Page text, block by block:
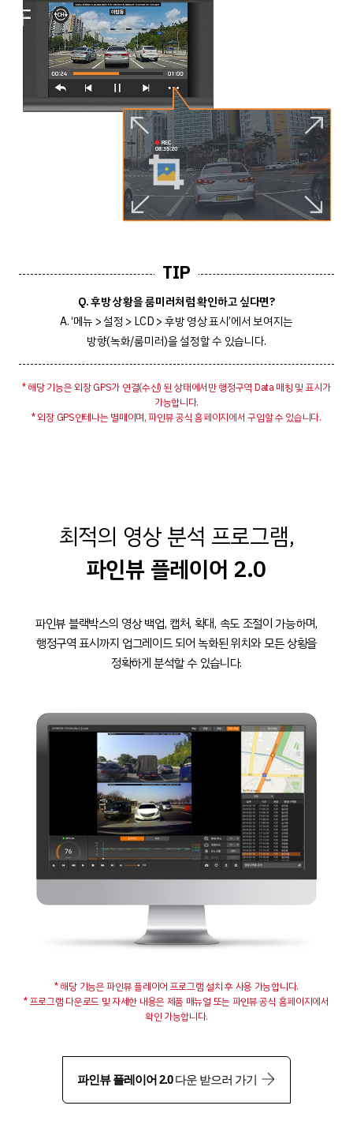
TIP
Q. 후방 상황을 룸미러처럼 확인하고 싶다면?
A. ‘메뉴 > 설정 > LCD > 후방 영상 표시’에서 보여지는
방향(녹화/룸미러)을 설정할 수 있습니다.
* 해당 기능은 외장 GPS가 연결(수신) 된 상태에서만 행정구역 Data 매칭 및 표시가
가능합니다.
* 외장 GPS안테나는 별매이며, 파인뷰 공식 홈페이지에서 구입할 수 있습니다.
최적의 영상 분석 프로그램,
파인뷰 플레이어 2.0
파인뷰 블랙박스의 영상 백업, 캡처, 확대, 속도 조절이 가능하며,
행정구역 표시까지 업그레이드 되어 녹화된 위치와 모든 상황을
정확하게 분석할 수 있습니다.
* 해당 기능은 파인뷰 플레이어 프로그램 설치 후 사용 가능합니다.
* 프로그램 다운로드 및 자세한 내용은 제품 매뉴얼 또는 파인뷰 공식 홈페이지에서
확인 가능합니다.
파인뷰 플레이어 2.0다운 받으러 가기